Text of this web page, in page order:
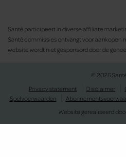
Santé participeert in diverse affiliate
Santé commissies ontvangt voor aankopen
website wordt niet gesponsord door de
© 2026
Privacy statement
Disclaimer
Spelvoorwaarden
Website gerealiseerd